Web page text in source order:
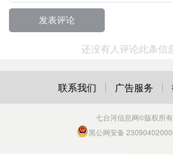
还没有人评论此条信
联系我们 广告服务
七台河信息网©版权所有
黑公网安备